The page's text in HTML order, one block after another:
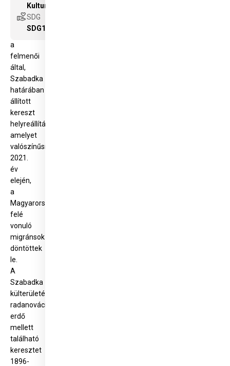
főkonzulátusát,
segítséget
kérve
a
felmenői
által,
Szabadka
határában
állított
kereszt
helyreállításához,
amelyet
valószínűsíthetően
2021.
év
elején,
a
Magyarország
felé
vonuló
migránsok
döntöttek
le.
A
Szabadka
külterületén,
radanováci
erdő
mellett
található
keresztet
1896-
Kulturális örökségvédelem
volunteer_activismSDG
SDG16